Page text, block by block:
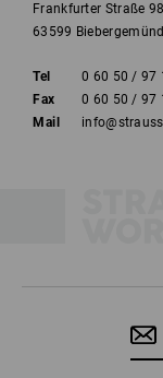
Frankfurter Straße
63599 Biebergemünd
Tel
0 60 50 / 97
Fax
0 60 50 / 97
Mail